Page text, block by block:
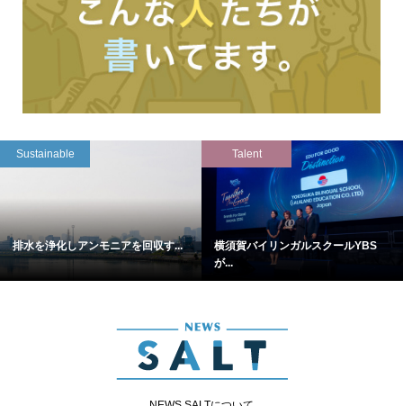
Sustainable
排水を浄化しアンモニアを回収す...
Talent
横須賀バイリンガルスクールYBS
が...